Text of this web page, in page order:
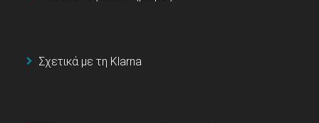
Σχετικά με τη Klarna